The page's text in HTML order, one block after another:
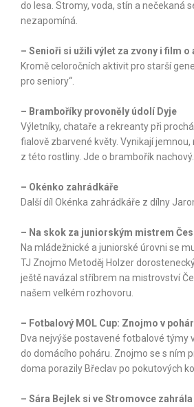
do lesa. Stromy, voda, stín a nečekaná
nezapomíná.
– Senioři si užili výlet za zvony i film o
Kromě celoročních aktivit pro starší
pro seniory“.
– Bramboříky provoněly údolí Dyje
Výletníky, chataře a rekreanty při
fialově zbarvené květy. Vynikají
z této rostliny. Jde o brambořík nachový.
– Okénko zahrádkáře
Další díl Okénka zahrádkáře z dílny
– Na skok za juniorským mistrem
Na mládežnické a juniorské úrovni se
TJ Znojmo Metoděj Holzer
ještě navázal stříbrem na mistrovství
našem velkém rozhovoru.
– Fotbalový MOL Cup: Znojmo v
Dva nejvýše postavené fotbalové týmy
do domácího poháru. Znojmo se s ním
doma porazily Břeclav po pokutových
– Sára Bejlek si ve Stromovce